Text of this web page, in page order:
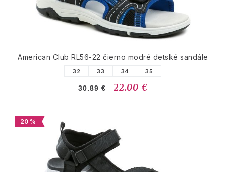
American Club RL56-22 čierno modré detské sandále
32 33 34 35
30.89 € 22.00 €
20 %